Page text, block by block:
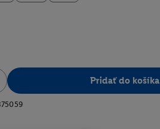
Pridať do košíka